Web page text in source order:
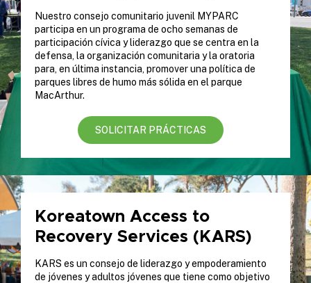
Nuestro consejo comunitario juvenil MYPARC
participa en un programa de ocho semanas de
participación cívica y liderazgo que se centra en la
defensa, la organización comunitaria y la oratoria
para, en última instancia, promover una política de
parques libres de humo más sólida en el parque
MacArthur.
SOLICITAR PRÁCTICAS
Koreatown Access to
Recovery Services (KARS)
KARS es un consejo de liderazgo y empoderamiento
de jóvenes y adultos jóvenes que tiene como objetivo